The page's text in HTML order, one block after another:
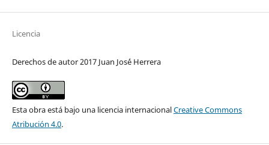
Licencia
Derechos de autor 2017 Juan Jos´é Herrera
Esta obra está bajo una licencia internacionalCreative Commons
Atribución 4.0.